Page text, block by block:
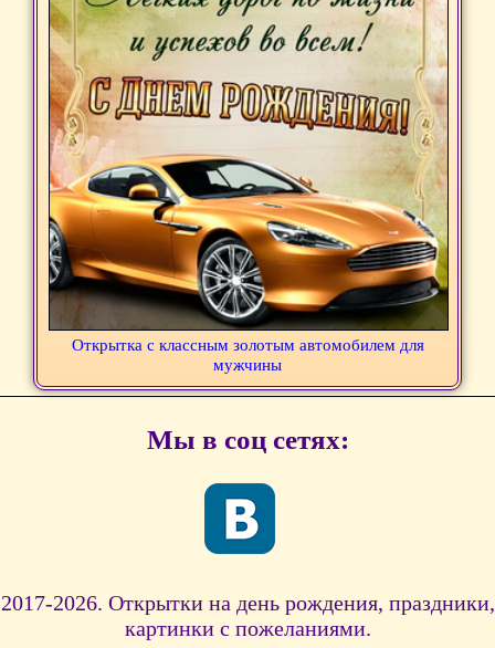
Открытка с классным золотым автомобилем для
мужчины
Мы в соц сетях:
2017-2026. Открытки на день рождения, праздники,
картинки с пожеланиями.